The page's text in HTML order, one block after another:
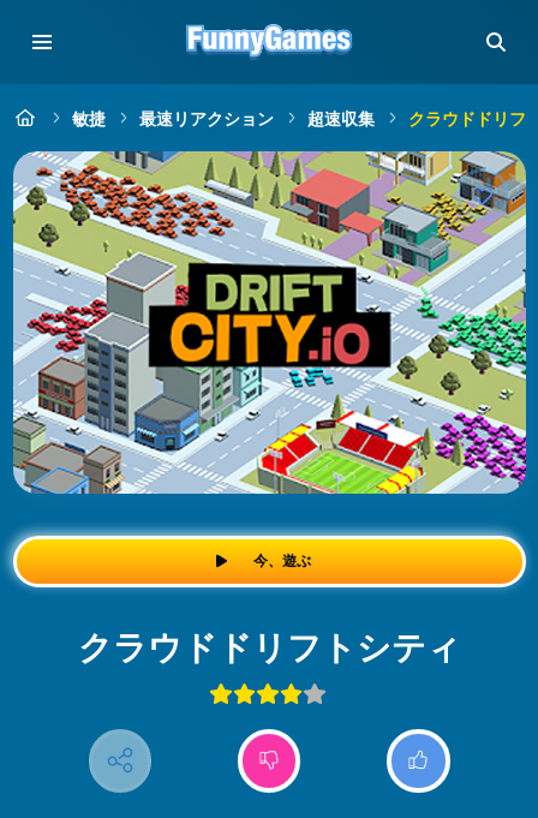
敏捷 最速リアクション 超速収集 クラウドドリフ
今、遊ぶ
クラウドドリフトシティ